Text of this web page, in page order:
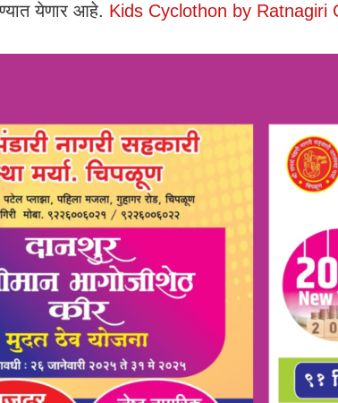
येणार आहे. Kids Cyclothon by Ratnagiri